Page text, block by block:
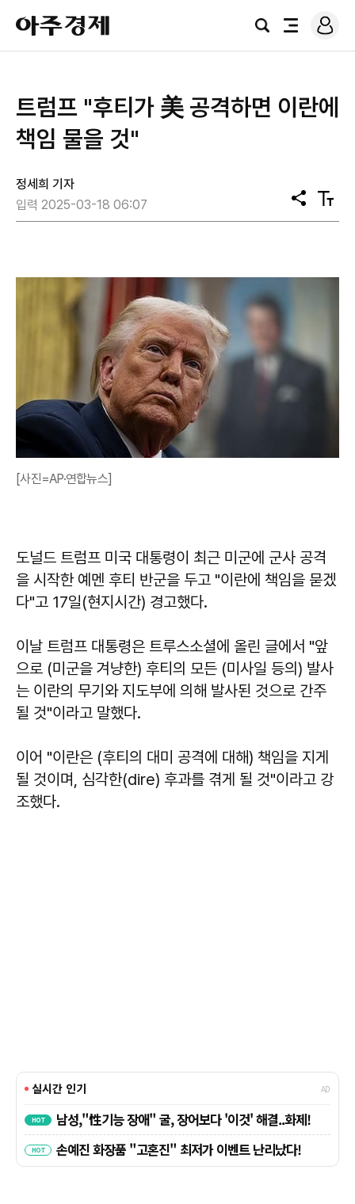
아
주
경
검
전
로
그
트럼프 "후티가 美 공격하면 이란에
책임 물을 것"
정세희 기자
입력 2025-03-18 06:07
공
유
텍
스
[사진=AP·연합뉴스]
도널드 트럼프 미국 대통령이 최근 미군에 군사 공격
을 시작한 예멘 후티 반군을 두고 "이란에 책임을 묻겠
다"고 17일(현지시간) 경고했다.
이날 트럼프 대통령은 트루스소셜에 올린 글에서 "앞
으로 (미군을 겨냥한) 후티의 모든 (미사일 등의) 발사
는 이란의 무기와 지도부에 의해 발사된 것으로 간주
될 것"이라고 말했다.
이어 "이란은 (후티의 대미 공격에 대해) 책임을 지게
될 것이며, 심각한(dire) 후과를 겪게 될 것"이라고 강
조했다.